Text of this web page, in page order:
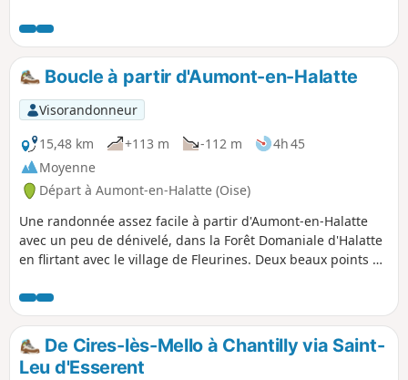
offre quelques beaux points de vue.
Boucle à partir d'Aumont-en-Halatte
Visorandonneur
15,48 km
+113 m -112 m
4h 45
Moyenne
Départ à Aumont-en-Halatte (Oise)
Une randonnée assez facile à partir d'Aumont-en-Halatte
avec un peu de dénivelé, dans la Forêt Domaniale d'Halatte
en flirtant avec le village de Fleurines. Deux beaux points de
De Cires-lès-Mello à Chantilly via Saint-
Leu d'Esserent